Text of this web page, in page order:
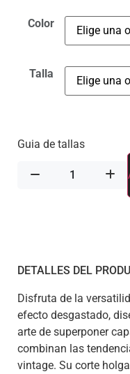
Color
Talla
Guia de tallas
DETALLES DEL
Disfruta de la
efecto desgastado,
arte de superponer
combinan las
vintage. Su corte